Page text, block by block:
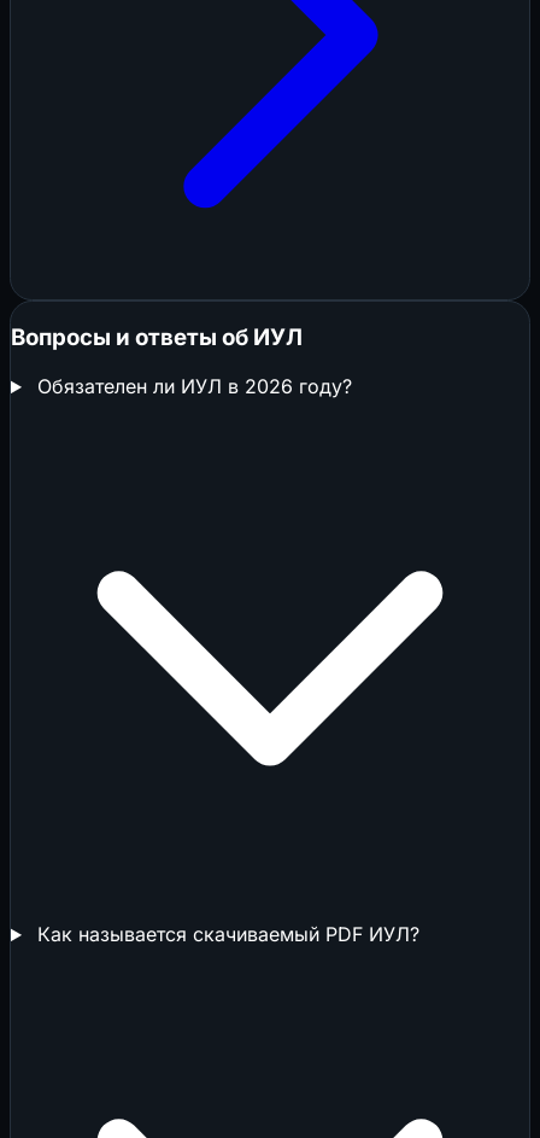
Вопросы и ответы об ИУЛ
Обязателен ли ИУЛ в 2026 году?
Как называется скачиваемый PDF ИУЛ?